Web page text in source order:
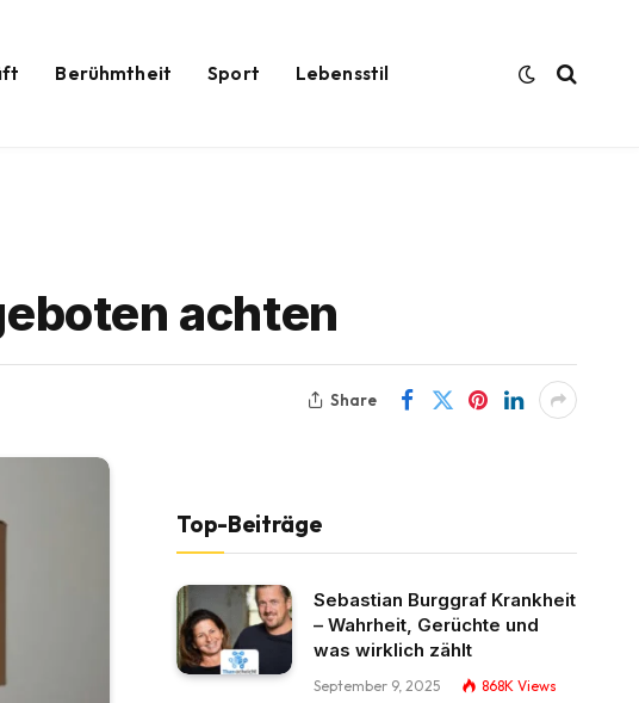
Berühmtheit Sport Lebensstil
achten
Share
Top-Beiträge
Sebastian Burggraf Krankheit
– Wahrheit, Gerüchte und
was wirklich zählt
September 9, 2025 868K Views